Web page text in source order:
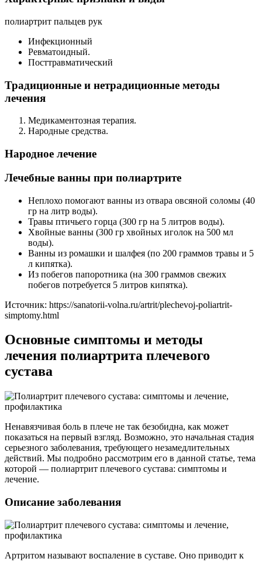
полиартрит пальцев рук
Инфекционный
Ревматоидный.
Посттравматический
Традиционные и нетрадиционные методы
лечения
Медикаментозная терапия.
Народные средства.
Народное лечение
Лечебные ванны при полиартрите
Неплохо помогают ванны из отвара овсяной соломы (40
гр на литр воды).
Травы птичьего горца (300 гр на 5 литров воды).
Хвойные ванны (300 гр хвойных иголок на 500 мл
воды).
Ванны из ромашки и шалфея (по 200 граммов травы и 5
л кипятка).
Из побегов папоротника (на 300 граммов свежих
побегов потребуется 5 литров кипятка).
Источник: https://sanatorii-volna.ru/artrit/plechevoj-poliartrit-
simptomy.html
Основные симптомы и методы
лечения полиартрита плечевого
сустава
Ненавязчивая боль в плече не так безобидна, как может
показаться на первый взгляд. Возможно, это начальная стадия
серьезного заболевания, требующего незамедлительных
действий. Мы подробно рассмотрим его в данной статье, тема
которой — полиартрит плечевого сустава: симптомы и
лечение.
Описание заболевания
Артритом называют воспаление в суставе. Оно приводит к